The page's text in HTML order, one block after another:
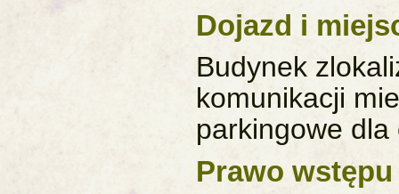
Dojazd i
Budynek
komunikacji
parkingowe dla
Prawo